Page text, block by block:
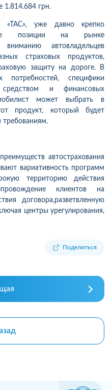
1.814.684 грн.
«ТАС», уже давно крепко
позиции на рынке
вниманию автовладельцев
страховых продуктов,
защиту на дороге. В
потребностей, специфики
средством и финансовых
может выбрать в
продукт, который будет
требованиям.
автострахования
вариативность программ
территорию действия
клиентов на
договора,разветвленную
центры урегулирования,
Поделиться